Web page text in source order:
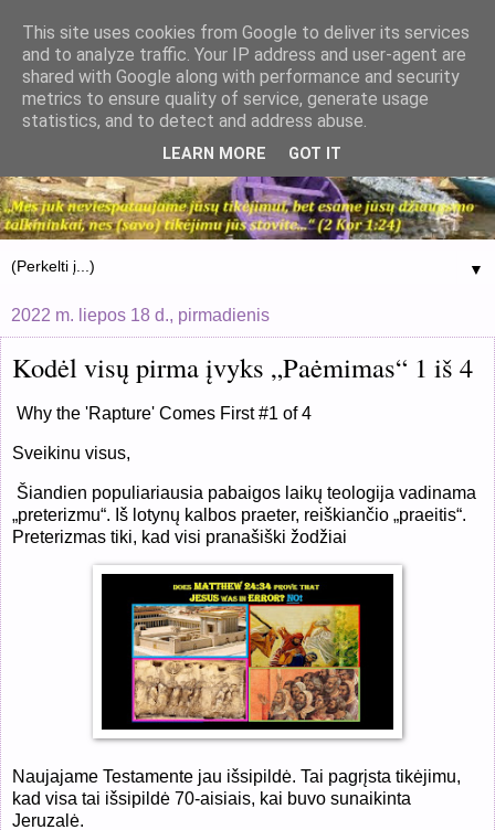
▼
2022 m. liepos 18 d., pirmadienis
Kodėl visų pirma įvyks „Paėmimas“ 1 iš 4
Why the 'Rapture' Comes First #1 of 4
Sveikinu visus,
Šiandien populiariausia pabaigos laikų teologija vadinama
„preterizmu“. Iš lotynų kalbos praeter, reiškiančio „praeitis“.
Preterizmas tiki, kad visi pranašiški žodžiai
Naujajame Testamente jau išsipildė. Tai pagrįsta tikėjimu,
kad visa tai išsipildė 70-aisiais, kai buvo sunaikinta
Jeruzalė.
This site uses cookies from Google to deliver its services
and to analyze traffic. Your IP address and user-agent are
shared with Google along with performance and security
metrics to ensure quality of service, generate usage
statistics, and to detect and address abuse.
LEARN MORE GOT IT